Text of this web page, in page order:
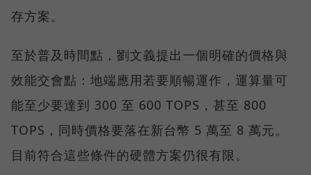
存方案。
至於普及時間點，劉文義提出一個明確的價格與
效能交會點：地端應用若要順暢運作，運算量可
能至少要達到 300 至 600 TOPS，甚至 800
TOPS，同時價格要落在新台幣 5 萬至 8 萬元。
目前符合這些條件的硬體方案仍很有限。